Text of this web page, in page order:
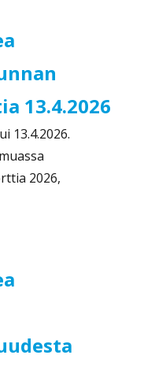
13.4.2026
13.4.2026.
2026,